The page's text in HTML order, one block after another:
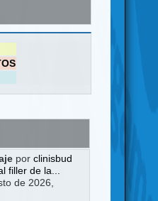
por clinisbud
filler de la...
de 2026,